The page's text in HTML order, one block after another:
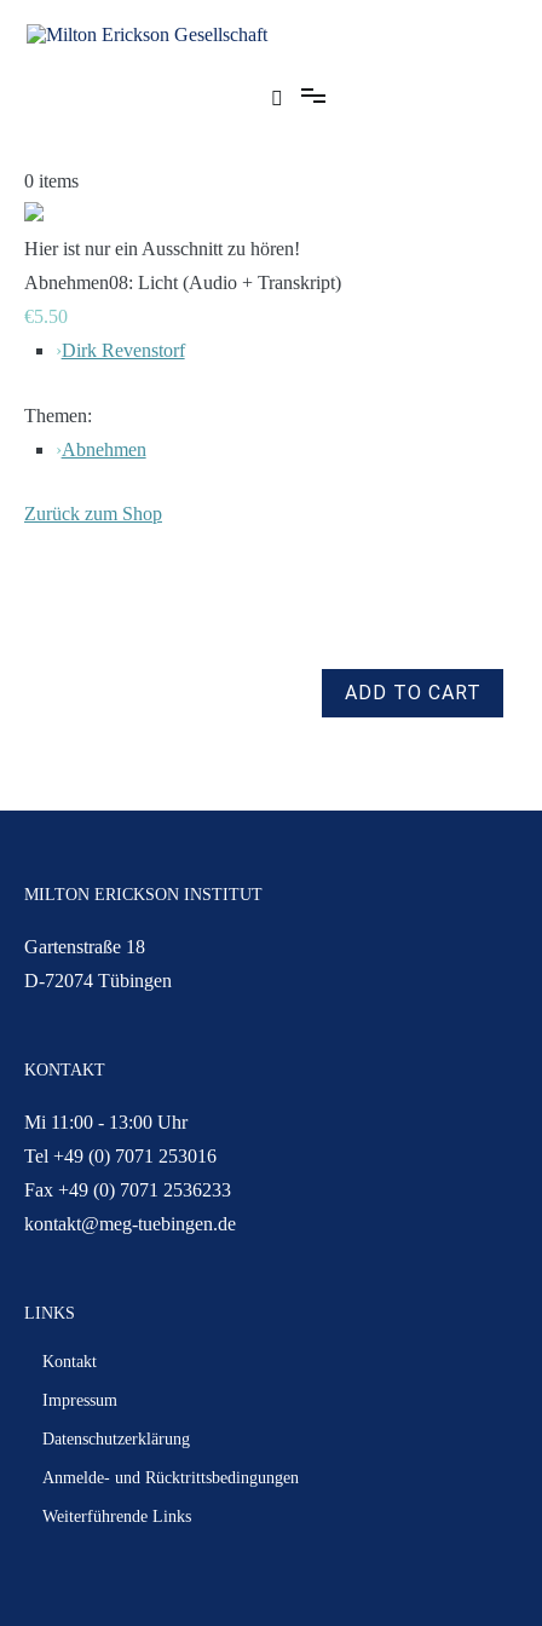
Inhalt
0 items
Hier ist nur ein Ausschnitt zu hören!
Abnehmen08: Licht (Audio + Transkript)
€5.50
›Dirk Revenstorf
Themen:
›Abnehmen
Zurück zum Shop
MILTON ERICKSON INSTITUT
Gartenstraße 18
D-72074 Tübingen
KONTAKT
Mi 11:00 - 13:00 Uhr
Tel +49 (0) 7071 253016
Fax +49 (0) 7071 2536233
kontakt@meg-tuebingen.de
LINKS
Kontakt
Impressum
Datenschutzerklärung
Anmelde- und Rücktrittsbedingungen
Weiterführende Links